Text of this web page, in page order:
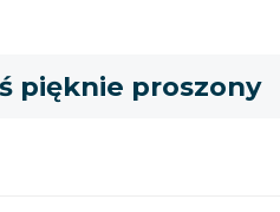
pięknie proszony